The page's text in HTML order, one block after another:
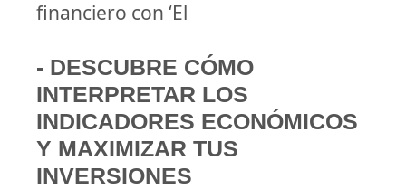
financiero con ‘El
- DESCUBRE CÓMO
INTERPRETAR LOS
INDICADORES ECONÓMICOS
Y MAXIMIZAR TUS
INVERSIONES